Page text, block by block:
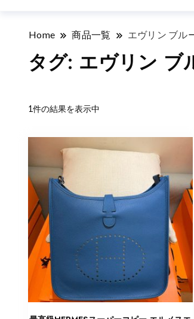
Home 商品一覧 エヴリン ブル
タグ: エヴリン ブ
1件の結果を表示中